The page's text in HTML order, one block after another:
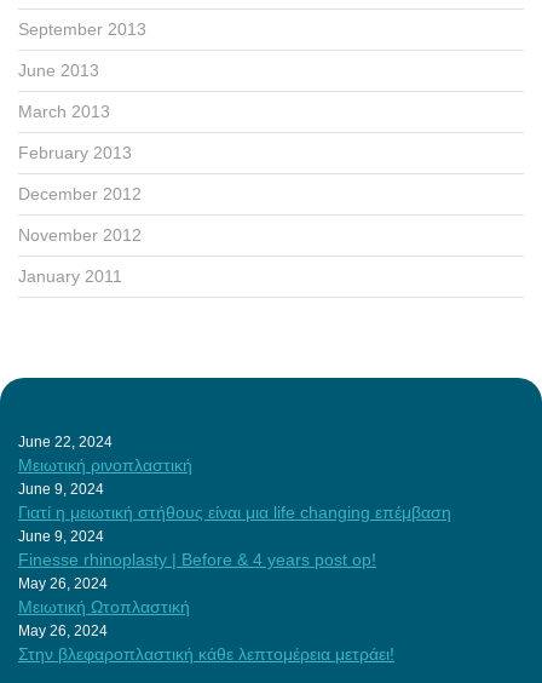
September 2013
June 2013
March 2013
February 2013
December 2012
November 2012
January 2011
June 22, 2024
Μειωτική ρινοπλαστική
June 9, 2024
Γιατί η μειωτική στήθους είναι μια life changing επέμβαση
June 9, 2024
Finesse rhinoplasty | Before & 4 years post op!
May 26, 2024
Μειωτική Ωτοπλαστική
May 26, 2024
Στην βλεφαροπλαστική κάθε λεπτομέρεια μετράει!